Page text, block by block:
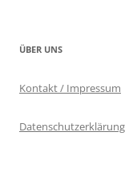
ÜBER UNS
Kontakt / Impressum
Datenschutzerklärung